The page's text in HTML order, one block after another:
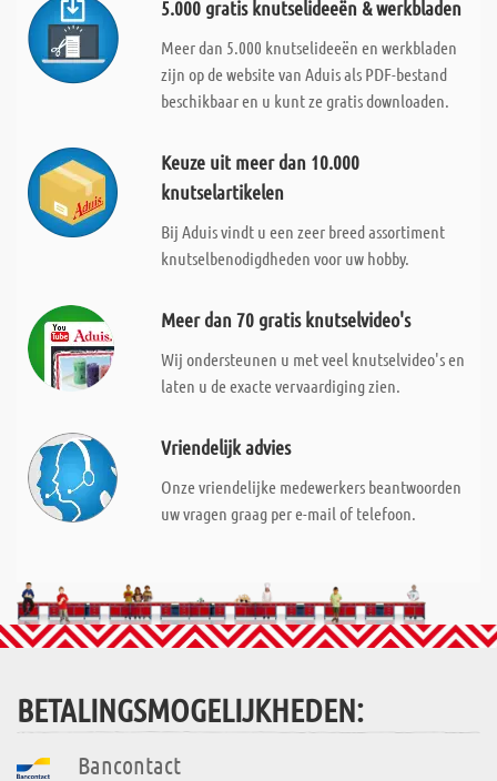
5.000 gratis knutselideeën & werkbladen
Meer dan 5.000 knutselideeën en werkbladen
zijn op de website van Aduis als PDF-bestand
beschikbaar en u kunt ze gratis downloaden.
Keuze uit meer dan 10.000
knutselartikelen
Bij Aduis vindt u een zeer breed assortiment
knutselbenodigdheden voor uw hobby.
Meer dan 70 gratis knutselvideo's
Wij ondersteunen u met veel knutselvideo's en
laten u de exacte vervaardiging zien.
Vriendelijk advies
Onze vriendelijke medewerkers beantwoorden
uw vragen graag per e-mail of telefoon.
BETALINGSMOGELIJKHEDEN:
Bancontact